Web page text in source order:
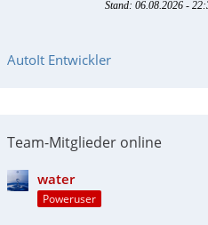
AutoIt Entwickler
Team-Mitglieder online
water
Poweruser